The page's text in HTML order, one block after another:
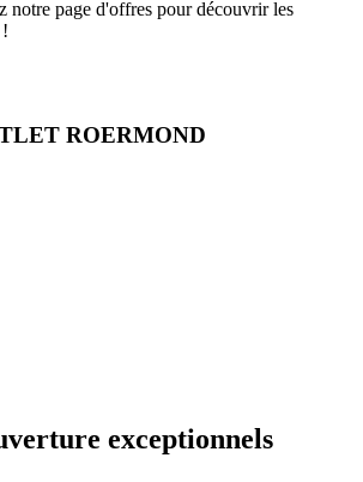
notre page d'offres pour découvrir les
ROERMOND
exceptionnels